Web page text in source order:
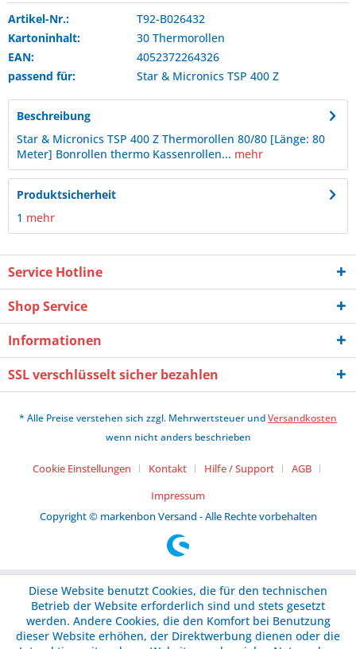
Artikel-Nr.:
T92-B026432
Kartoninhalt:
30 Thermorollen
EAN:
4052372264326
passend für:
Star & Micronics TSP 400 Z
Beschreibung
Star & Micronics TSP 400 Z Thermorollen 80/80 [Länge: 80
Meter] Bonrollen thermo Kassenrollen... mehr
Produktsicherheit
1 mehr
Service Hotline
Shop Service
Informationen
SSL verschlüsselt sicher bezahlen
* Alle Preise verstehen sich zzgl. Mehrwertsteuer undVersandkosten
wenn nicht anders beschrieben
Cookie Einstellungen Kontakt Hilfe / Support
AGB
Impressum
Copyright © markenbon Versand - Alle Rechte vorbehalten
Diese Website benutzt Cookies, die für den technischen
Betrieb der Website erforderlich sind und stets gesetzt
werden. Andere Cookies, die den Komfort bei Benutzung
dieser Website erhöhen, der Direktwerbung dienen oder die